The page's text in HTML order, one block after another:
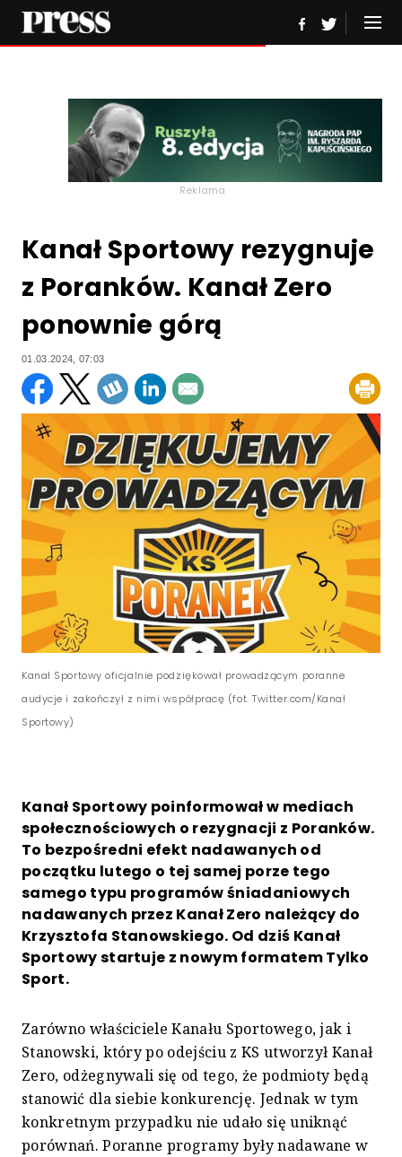
Reklama
Kanał Sportowy rezygnuje
z Poranków. Kanał Zero
ponownie górą
01.03.2024, 07:03
Kanał Sportowy oficjalnie podziękował prowadzącym poranne
audycje i zakończył z nimi współpracę (fot. Twitter.com/Kanał
Sportowy)
Kanał Sportowy poinformował w mediach
społecznościowych o rezygnacji z Poranków.
To bezpośredni efekt nadawanych od
początku lutego o tej samej porze tego
samego typu programów śniadaniowych
nadawanych przez Kanał Zero należący do
Krzysztofa Stanowskiego. Od dziś Kanał
Sportowy startuje z nowym formatem Tylko
Sport.
Zarówno właściciele Kanału Sportowego, jak i
Stanowski, który po odejściu z KS utworzył Kanał
Zero, odżegnywali się od tego, że podmioty będą
stanowić dla siebie konkurencję. Jednak w tym
konkretnym przypadku nie udało się uniknąć
porównań. Poranne programy były nadawane w